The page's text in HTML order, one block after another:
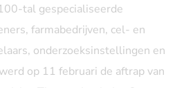
tal gespecialiseerde
farmabedrijven, cel- en
onderzoeksinstellingen en
op 11 februari de aftrap van